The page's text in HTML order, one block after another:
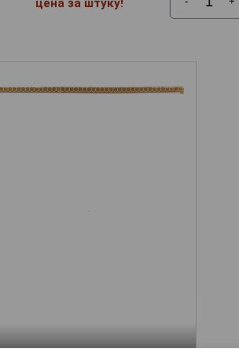
цена за штуку!